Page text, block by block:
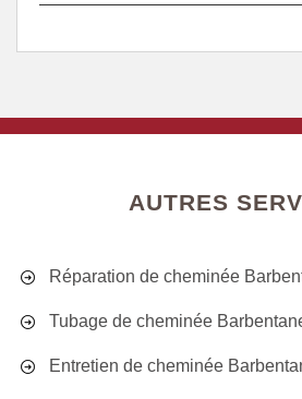
AUTRES
Réparation de cheminée
Tubage de cheminée
Entretien de cheminée